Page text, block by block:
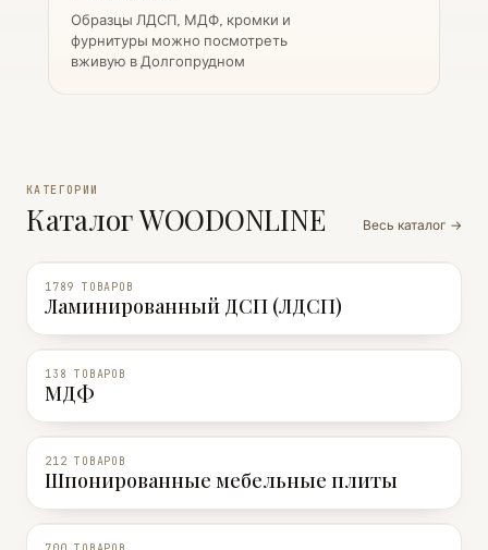
Образцы ЛДСП, МДФ, кромки и
фурнитуры можно посмотреть
вживую в Долгопрудном
КАТЕГОРИИ
Каталог WOODONLINE Весь каталог →
1789 ТОВАРОВ
Ламинированный ДСП (ЛДСП)
138 ТОВАРОВ
МДФ
212 ТОВАРОВ
Шпонированные мебельные плиты